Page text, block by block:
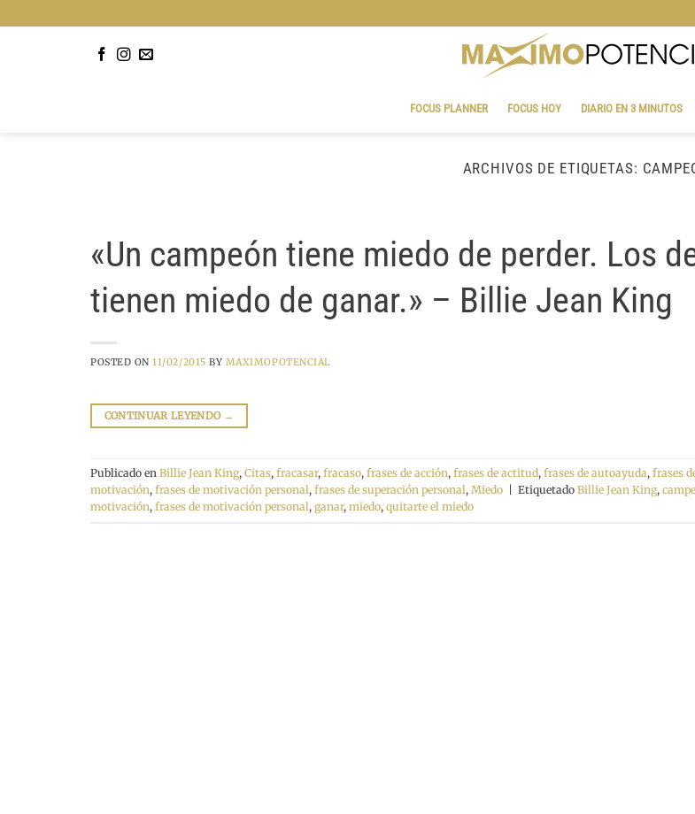
al
FOCUS PLANNER FOCUS HOY DIARIO EN 3 MINUTOS
ARCHIVOS DE ETIQUETAS:
«Un campeón tiene miedo de perder. Los
tienen miedo de ganar.» – Billie Jean King
POSTED ON11/02/2015 BY MAXIMOPOTENCIAL
CONTINUAR LEYENDO →
Publicado en Billie Jean King, Citas, fracasar, fracaso, frases de acción, frases de actitud, frases de autoayuda, frases
motivación, frases de motivación personal, frases de superación personal, Miedo Etiquetado Billie Jean King,
motivación, frases de motivación personal, ganar, miedo, quitarte el miedo